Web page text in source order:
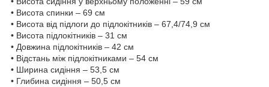
• Висота спинки – 69 см
• Висота від підлоги до підлокітників – 67,4/74,9 см
• Висота підлокітників – 31 см
• Довжина підлокітників – 42 см
• Відстань між підлокітниками – 54 см
• Ширина сидіння – 53,5 см
• Глибина сидіння – 50,5 см